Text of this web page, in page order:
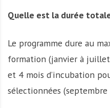
Quelle est la durée
Le programme dure au
formation (janvier à
et 4 mois d’incubation
sélectionnées (septembre